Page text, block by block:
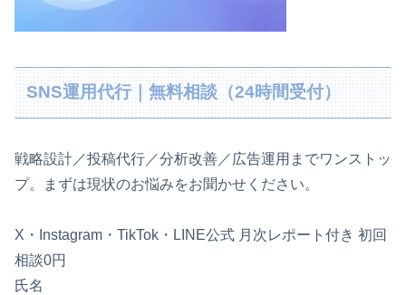
SNS運用代行｜無料相談（24時間受付）
戦略設計／投稿代行／分析改善／広告運用までワンストッ
プ。まずは現状のお悩みをお聞かせください。
X・Instagram・TikTok・LINE公式 月次レポート付き 初回
相談0円
氏名